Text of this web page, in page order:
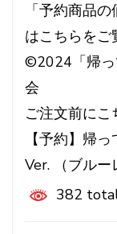
「予約商品
はこちらをご
©2024「帰っ
会
ご注文前にこ
【予約】帰
Ver. （ブルー
382